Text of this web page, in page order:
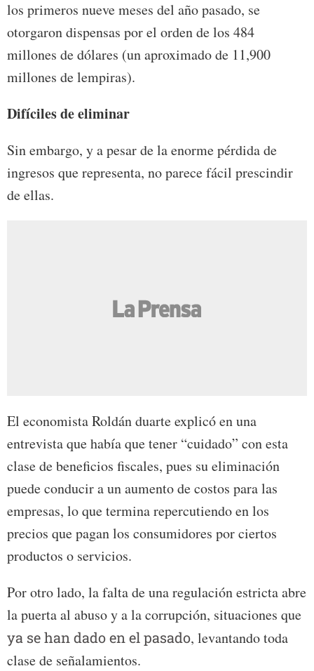
los primeros nueve meses del año pasado, se
otorgaron dispensas por el orden de los 484
millones de dólares (un aproximado de 11,900
millones de lempiras).
Difíciles de eliminar
Sin embargo, y a pesar de la enorme pérdida de
ingresos que representa, no parece fácil prescindir
de ellas.
El economista Roldán duarte explicó en una
entrevista que había que tener “cuidado” con esta
clase de beneficios fiscales, pues su eliminación
puede conducir a un aumento de costos para las
empresas, lo que termina repercutiendo en los
precios que pagan los consumidores por ciertos
productos o servicios.
Por otro lado, la falta de una regulación estricta abre
la puerta al abuso y a la corrupción, situaciones que
ya se han dado en el pasado, levantando toda
clase de señalamientos.